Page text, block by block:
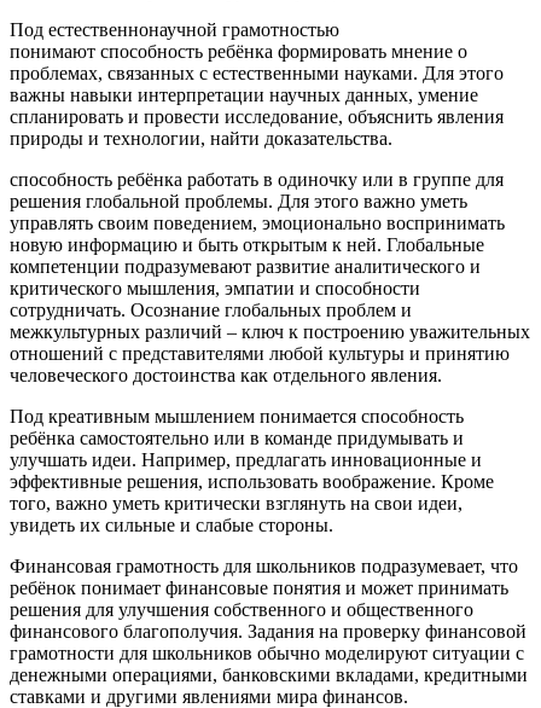
Под естественнонаучной грамотностью
понимают способность ребёнка формировать мнение о
проблемах, связанных с естественными науками. Для этого
важны навыки интерпретации научных данных, умение
спланировать и провести исследование, объяснить явления
природы и технологии, найти доказательства.
способность ребёнка работать в одиночку или в группе для
решения глобальной проблемы. Для этого важно уметь
управлять своим поведением, эмоционально воспринимать
новую информацию и быть открытым к ней. Глобальные
компетенции подразумевают развитие аналитического и
критического мышления, эмпатии и способности
сотрудничать. Осознание глобальных проблем и
межкультурных различий – ключ к построению уважительных
отношений с представителями любой культуры и принятию
человеческого достоинства как отдельного явления.
Под креативным мышлением понимается способность
ребёнка самостоятельно или в команде придумывать и
улучшать идеи. Например, предлагать инновационные и
эффективные решения, использовать воображение. Кроме
того, важно уметь критически взглянуть на свои идеи,
увидеть их сильные и слабые стороны.
Финансовая грамотность для школьников подразумевает, что
ребёнок понимает финансовые понятия и может принимать
решения для улучшения собственного и общественного
финансового благополучия. Задания на проверку финансовой
грамотности для школьников обычно моделируют ситуации с
денежными операциями, банковскими вкладами, кредитными
ставками и другими явлениями мира финансов.